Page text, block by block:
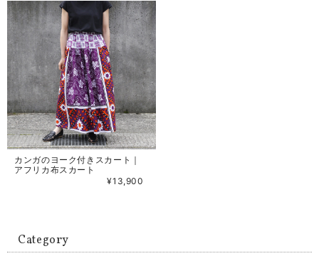
カンガのヨーク付きスカート｜
アフリカ布スカート
¥13,900
Category